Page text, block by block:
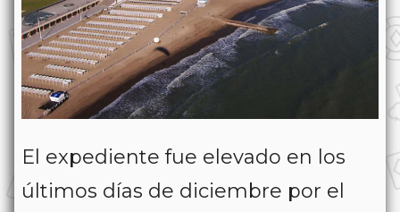
El expediente fue elevado en los
últimos días de diciembre por el